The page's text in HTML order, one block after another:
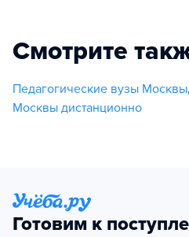
Смотрите
Педагогические вузы Москвы,
Москвы дистанционно
Готовим к